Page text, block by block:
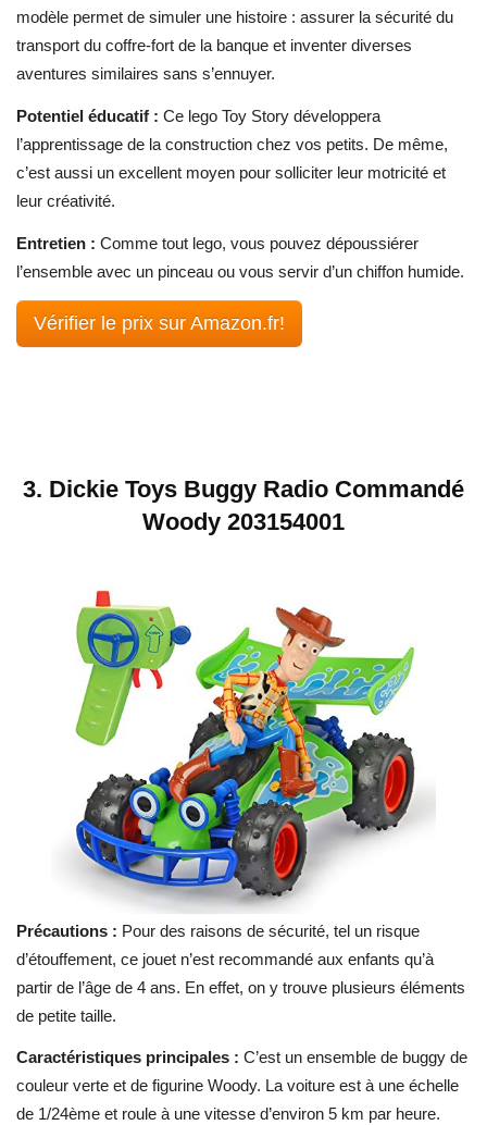
modèle permet de simuler une histoire : assurer la sécurité du
transport du coffre-fort de la banque et inventer diverses
aventures similaires sans s’ennuyer.
Potentiel éducatif : Ce lego Toy Story développera
l’apprentissage de la construction chez vos petits. De même,
c’est aussi un excellent moyen pour solliciter leur motricité et
leur créativité.
Entretien : Comme tout lego, vous pouvez dépoussiérer
l’ensemble avec un pinceau ou vous servir d’un chiffon humide.
Vérifier le prix sur Amazon.fr!
3. Dickie Toys Buggy Radio Commandé
Woody 203154001
Précautions : Pour des raisons de sécurité, tel un risque
d’étouffement, ce jouet n’est recommandé aux enfants qu’à
partir de l’âge de 4 ans. En effet, on y trouve plusieurs éléments
de petite taille.
Caractéristiques principales : C’est un ensemble de buggy de
couleur verte et de figurine Woody. La voiture est à une échelle
de 1/24ème et roule à une vitesse d’environ 5 km par heure.